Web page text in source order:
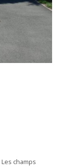
Les champs